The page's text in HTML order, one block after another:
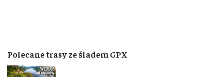
Polecane trasy ze śladem GPX